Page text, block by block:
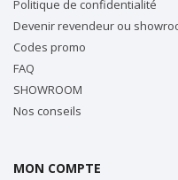
Politique de confidentialité
Devenir revendeur ou
Codes promo
FAQ
SHOWROOM
Nos conseils
MON COMPTE